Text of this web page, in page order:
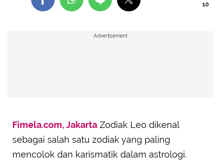
10
Advertisement
Fimela.com, Jakarta Zodiak Leo dikenal
sebagai salah satu zodiak yang paling
mencolok dan karismatik dalam astrologi.